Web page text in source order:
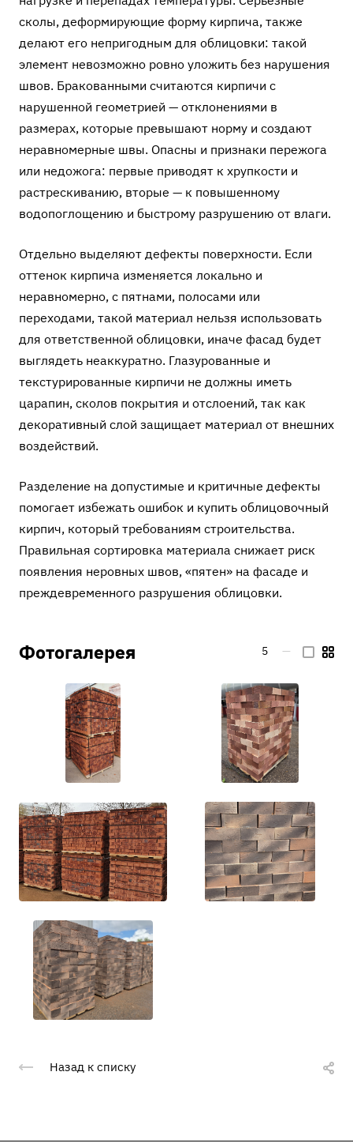
сколы, деформирующие форму кирпича, также
делают его непригодным для облицовки: такой
элемент невозможно ровно уложить без нарушения
швов. Бракованными считаются кирпичи с
нарушенной геометрией — отклонениями в
размерах, которые превышают норму и создают
неравномерные швы. Опасны и признаки пережога
или недожога: первые приводят к хрупкости и
растрескиванию, вторые — к повышенному
водопоглощению и быстрому разрушению от влаги.
Отдельно выделяют дефекты поверхности. Если
оттенок кирпича изменяется локально и
неравномерно, с пятнами, полосами или
переходами, такой материал нельзя использовать
для ответственной облицовки, иначе фасад будет
выглядеть неаккуратно. Глазурованные и
текстурированные кирпичи не должны иметь
царапин, сколов покрытия и отслоений, так как
декоративный слой защищает материал от внешних
воздействий.
Разделение на допустимые и критичные дефекты
помогает избежать ошибок и купить облицовочный
кирпич, который требованиям строительства.
Правильная сортировка материала снижает риск
появления неровных швов, «пятен» на фасаде и
преждевременного разрушения облицовки.
Фотогалерея 5 —
Назад к списку